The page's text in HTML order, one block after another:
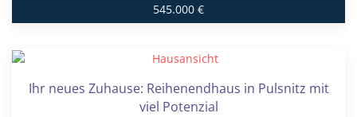
545.000 €
Ihr neues Zuhause: Reihenendhaus in Pulsnitz mit
viel Potenzial